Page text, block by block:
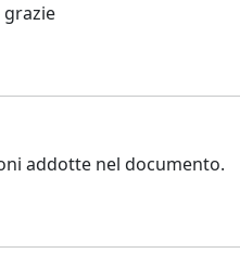
addotte nel documento.